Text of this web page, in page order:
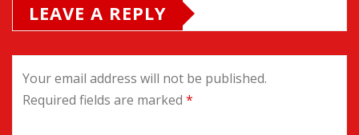
LEAVE A REPLY
Your email address will not be published.
Required fields are marked *